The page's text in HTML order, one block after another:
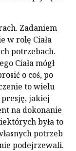
Zadaniem
w rolę Ciała
potrzebach.
Ciała mógł
o coś, po
to wielu
presję, jakiej
na dokonanie
była to
potrzeb
podejrzewali.